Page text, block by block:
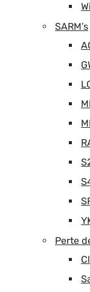
SARM’s
Perte